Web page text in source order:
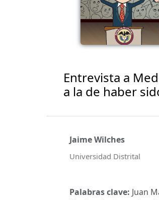
Entrevista a
a la de haber
Jaime Wilches
Universidad Distrital
Palabras clave: Juan